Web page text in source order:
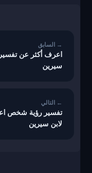
اعرف أكثر عن
سيرين
تفسير رؤية شخص
لابن سيرين